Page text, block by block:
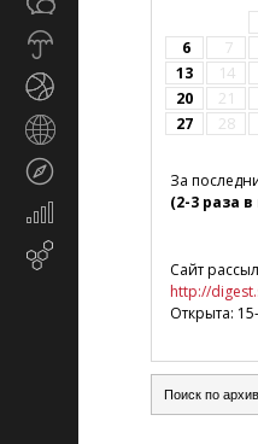
Экономика
маркетинг
6
7
13
14
20
21
27
28
За
(2-3 раза
Сайт
http://
Открыта: